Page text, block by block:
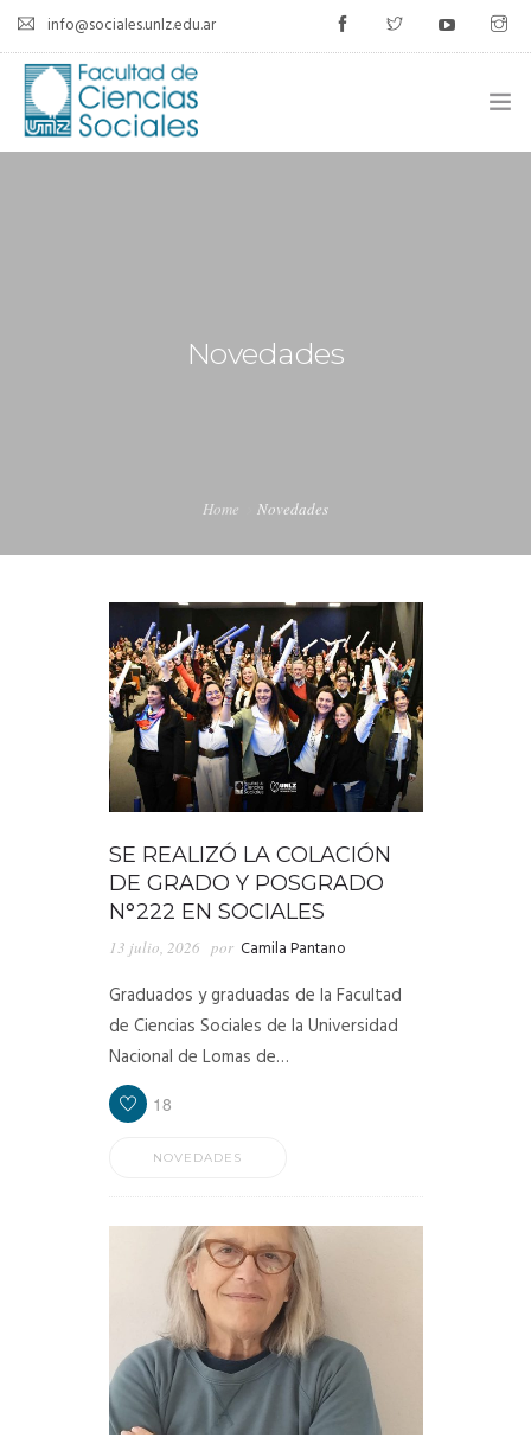
info@sociales.unlz.edu.ar
CALENDARIO ACADÉMICONovedades
Home Novedades
SE REALIZÓ LA COLACIÓN
DE GRADO Y POSGRADO
N°222 EN SOCIALES
13 julio, 2026 por Camila Pantano
Graduados y graduadas de la Facultad
de Ciencias Sociales de la Universidad
Nacional de Lomas de…
18
NOVEDADES